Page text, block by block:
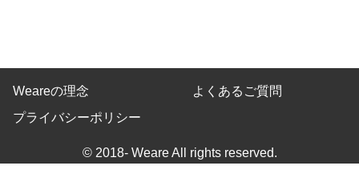
Weareの理念
よくあるご質問
プライバシーポリシー
© 2018- Weare All rights reserved.